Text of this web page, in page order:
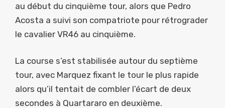
au début du cinquième tour, alors que Pedro
Acosta a suivi son compatriote pour rétrograder
le cavalier VR46 au cinquième.
La course s’est stabilisée autour du septième
tour, avec Marquez fixant le tour le plus rapide
alors qu’il tentait de combler l’écart de deux
secondes à Quartararo en deuxième.